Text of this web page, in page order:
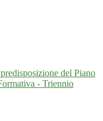
del Piano
- Triennio